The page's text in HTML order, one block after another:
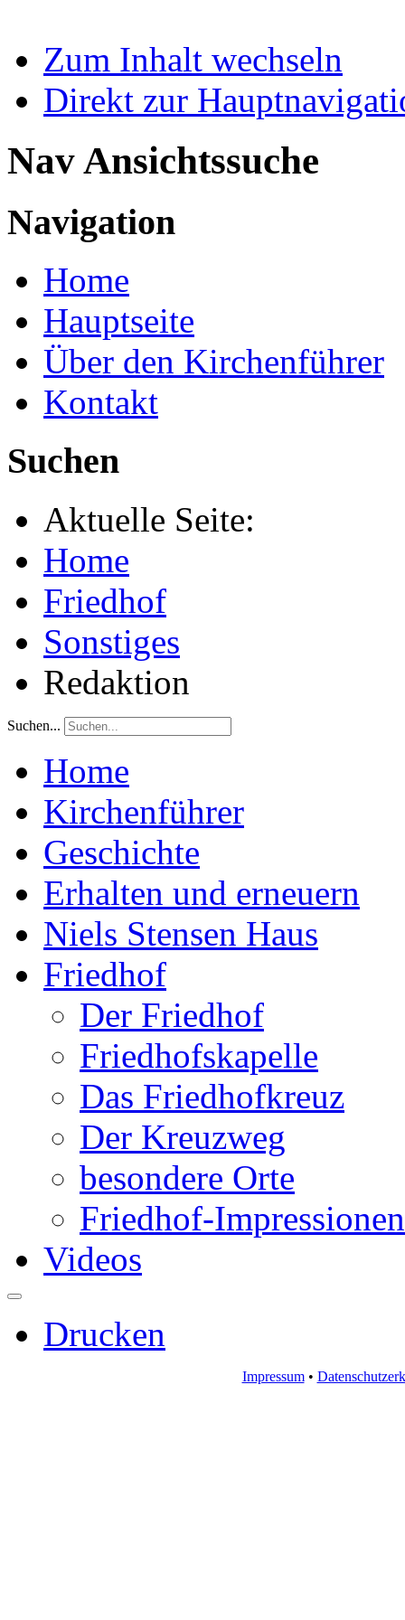
Zum Inhalt wechseln
Direkt zur
Nav Ansichtssuche
Navigation
Home
Hauptseite
Über den Kirchenführer
Kontakt
Suchen
Aktuelle Seite:
Home
Friedhof
Sonstiges
Redaktion
Suchen...
Home
Kirchenführer
Geschichte
Erhalten und erneuern
Niels Stensen Haus
Friedhof
Der Friedhof
Friedhofskapelle
Das Friedhofkreuz
Der Kreuzweg
besondere Orte
Friedhof-Impressionen
Videos
Drucken
Impressum•